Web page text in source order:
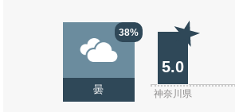
38%
曇
5.0
神奈川県